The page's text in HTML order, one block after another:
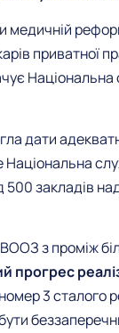
приватної
дати
500 закладів
з проміж
прогрес
3 сталого